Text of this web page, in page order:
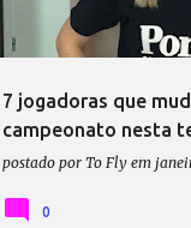
7 jogadoras que
campeonato nesta
postado por To Fly em
0